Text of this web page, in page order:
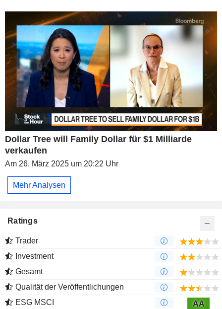
Dollar Tree will Family Dollar für $1 Milliarde
verkaufen
Am 26. März 2025 um 20:22 Uhr
Mehr Analysen
Ratings
Trader
Investment
Gesamt
Qualität der Veröffentlichungen
ESG MSCI
AA